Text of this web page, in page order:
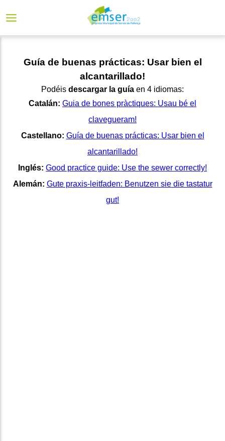
Guía de buenas prácticas: Usar bien el
alcantarillado!
Podéis descargar la guía en 4 idiomas:
Catalán: Guia de bones pràctiques: Usau bé el
clavegueram!
Castellano: Guía de buenas prácticas: Usar bien el
alcantarillado!
Inglés: Good practice guide: Use the sewer correctly!
Alemán: Gute praxis-leitfaden: Benutzen sie die tastatur
gut!